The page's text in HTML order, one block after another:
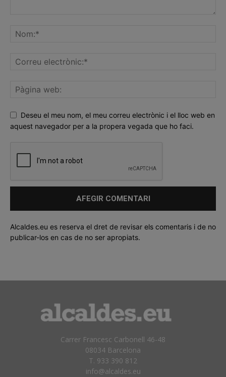
Deseu el meu nom, el meu correu electrònic i el lloc web en
aquest navegador per a la propera vegada que ho faci.
Alcaldes.eu es reserva el dret de revisar els comentaris i de no
publicar-los en cas de no ser apropiats.
Carrer Francesc Carbonell 46-48
08034 Barcelona
T. 933 390 812
info@alcaldes.eu